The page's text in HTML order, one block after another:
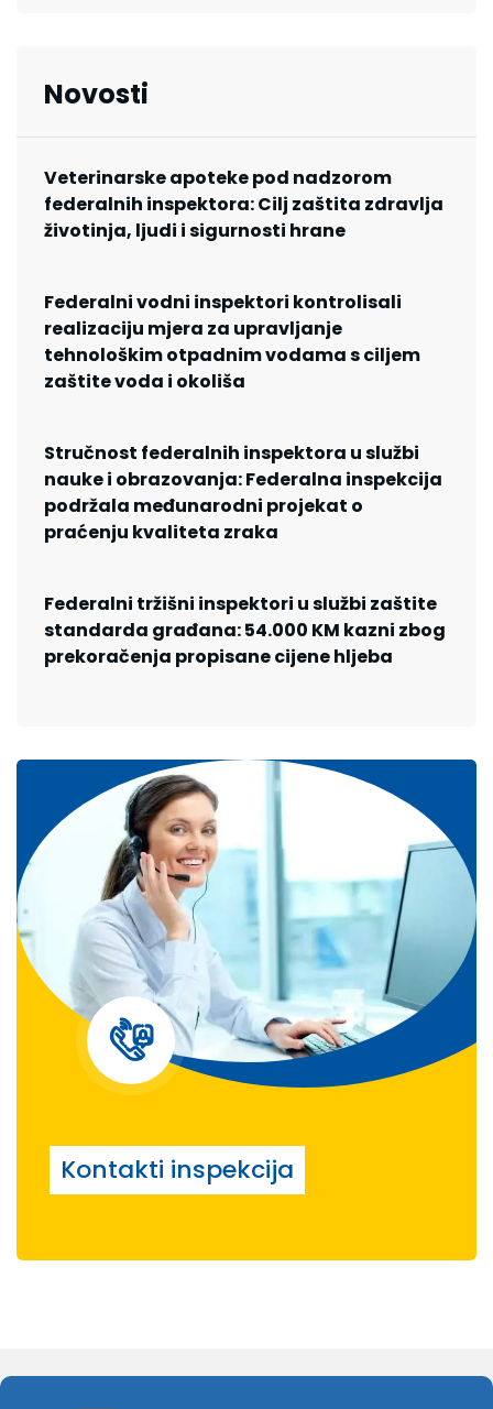
Novosti
Veterinarske apoteke pod nadzorom
federalnih inspektora: Cilj zaštita zdravlja
životinja, ljudi i sigurnosti hrane
Federalni vodni inspektori kontrolisali
realizaciju mjera za upravljanje
tehnološkim otpadnim vodama s ciljem
zaštite voda i okoliša
Stručnost federalnih inspektora u službi
nauke i obrazovanja: Federalna inspekcija
podržala međunarodni projekat o
praćenju kvaliteta zraka
Federalni tržišni inspektori u službi zaštite
standarda građana: 54.000 KM kazni zbog
prekoračenja propisane cijene hljeba
Kontakti inspekcija